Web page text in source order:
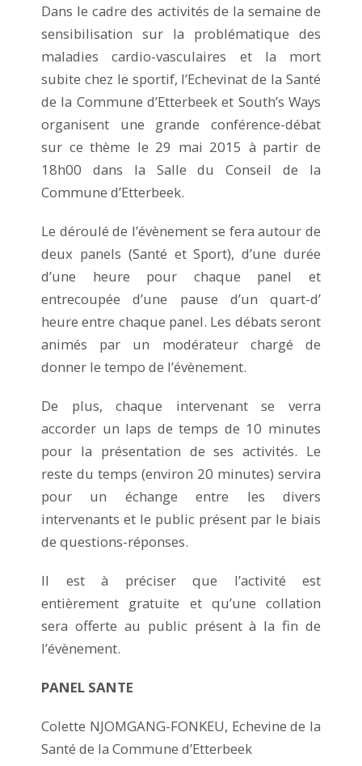
Dans le cadre des activités de la semaine de
sensibilisation sur la problématique des
maladies cardio-vasculaires et la mort
subite chez le sportif, l’Echevinat de la Santé
de la Commune d’Etterbeek et South’s Ways
organisent une grande conférence-débat
sur ce thème le 29 mai 2015 à partir de
18h00 dans la Salle du Conseil de la
Commune d’Etterbeek.
Le déroulé de l’évènement se fera autour de
deux panels (Santé et Sport), d’une durée
d’une heure pour chaque panel et
entrecoupée d’une pause d’un quart-d’
heure entre chaque panel. Les débats seront
animés par un modérateur chargé de
donner le tempo de l’évènement.
De plus, chaque intervenant se verra
accorder un laps de temps de 10 minutes
pour la présentation de ses activités. Le
reste du temps (environ 20 minutes) servira
pour un échange entre les divers
intervenants et le public présent par le biais
de questions-réponses.
Il est à préciser que l’activité est
entièrement gratuite et qu’une collation
sera offerte au public présent à la fin de
l’évènement.
PANEL SANTE
Colette NJOMGANG-FONKEU, Echevine de la
Santé de la Commune d’Etterbeek